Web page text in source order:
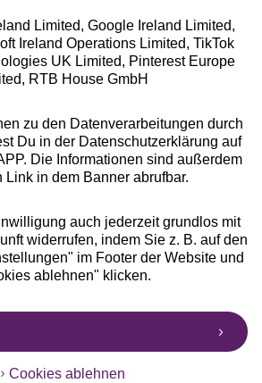
Versandkosten
zur Bonitätsprüfung
Limited, Google Ireland Limited,
Ireland Operations Limited, TikTok
UK Limited, Pinterest Europe
RTB House GmbH
zu den Datenverarbeitungen durch
Du in der Datenschutzerklärung auf
Die Informationen sind außerdem
Link in dem Banner abrufbar.
auch jederzeit grundlos mit
widerrufen, indem Sie z. B. auf den
im Footer der Website und
ablehnen" klicken.
Cookies ablehnen